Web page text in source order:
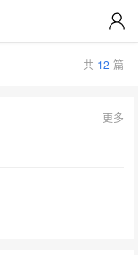
共 12 篇
更多